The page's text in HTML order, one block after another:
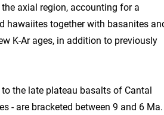
axial region, accounting for a
hawaiites together with basanites
K-Ar ages, in addition to previously
the late plateau basalts of Cantal
- are bracketed between 9 and 6 Ma.